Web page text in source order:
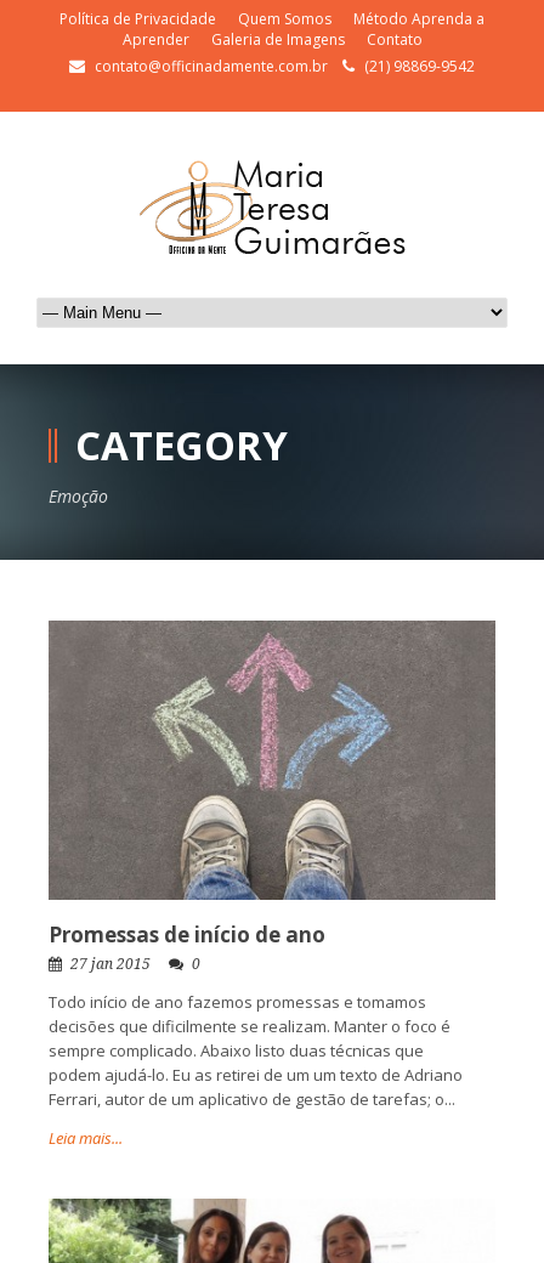
Política de Privacidade Quem Somos
Método Aprenda a
Aprender
Galeria de Imagens
Contato
contato@officinadamente.com.br
(21) 98869-9542
CATEGORY
Emoção
Promessas de início de ano
27 jan 2015 0
Todo início de ano fazemos promessas e tomamos
decisões que dificilmente se realizam. Manter o foco é
sempre complicado. Abaixo listo duas técnicas que
podem ajudá-lo. Eu as retirei de um um texto de Adriano
Ferrari, autor de um aplicativo de gestão de tarefas; o...
Leia mais...